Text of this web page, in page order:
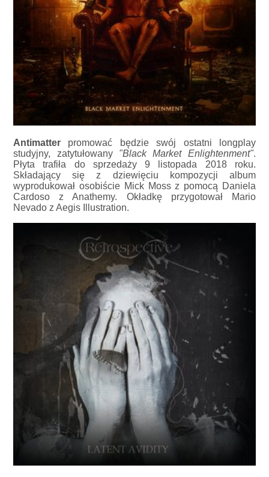
Antimatter promować będzie swój ostatni longplay
studyjny, zatytułowany "Black Market Enlightenment".
Płyta trafiła do sprzedaży 9 listopada 2018 roku.
Składający się z dziewięciu kompozycji album
wyprodukował osobiście Mick Moss z pomocą Daniela
Cardoso z Anathemy. Okładkę przygotował Mario
Nevado z Aegis Illustration.